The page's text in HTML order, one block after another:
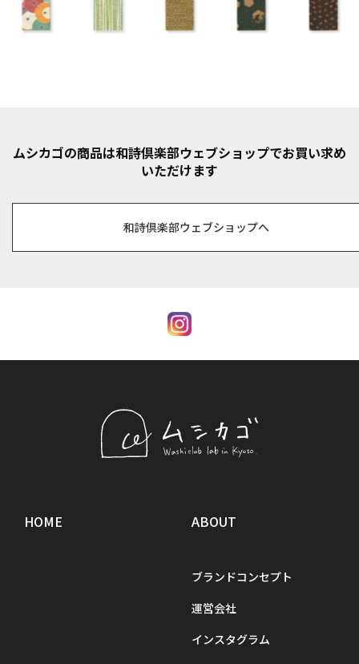
ムシカゴの商品は和詩倶楽部ウェブショップでお買い求め
いただけます
和詩倶楽部ウェブショップへ
HOME ABOUT
ブランドコンセプト
運営会社
インスタグラム